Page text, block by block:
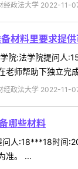
经政法大学 2022-11-
材料里要求提
院:法学院提问
老师帮助下独立
经政法大学 2022-11-
哪些材料
人:18***18时间
准。 ...